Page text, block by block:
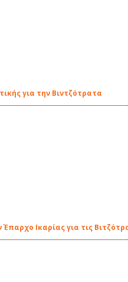
για την Βιντζότρατα
Ικαρίας για τις